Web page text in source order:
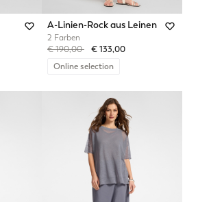
A-Linien-Rock aus Leinen
2 Farben
Price reduced from
€ 190,00to€ 133,00
Online selection